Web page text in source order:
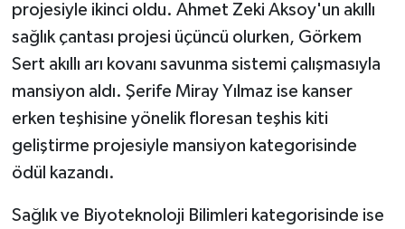
projesiyle ikinci oldu. Ahmet Zeki Aksoy'un akıllı
sağlık çantası projesi üçüncü olurken, Görkem
Sert akıllı arı kovanı savunma sistemi çalışmasıyla
mansiyon aldı. Şerife Miray Yılmaz ise kanser
erken teşhisine yönelik floresan teşhis kiti
geliştirme projesiyle mansiyon kategorisinde
ödül kazandı.
Sağlık ve Biyoteknoloji Bilimleri kategorisinde ise